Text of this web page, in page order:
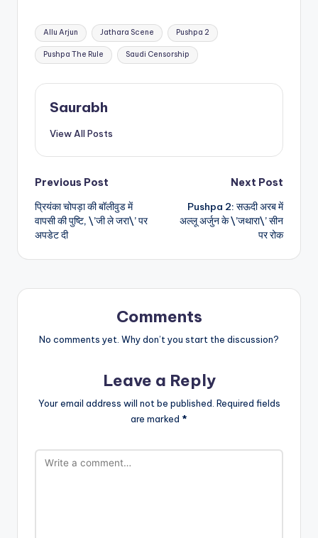
Tags:
Allu Arjun Jathara Scene Pushpa 2
Pushpa The Rule Saudi Censorship
Saurabh
View All Posts
Post
navigation
Previous Post
प्रियंका चोपड़ा की बॉलीवुड में
वापसी की पुष्टि, \’जी ले जरा\’ पर
अपडेट दी
Next Post
Pushpa 2: सऊदी अरब में
अल्लू अर्जुन के \’जथारा\’ सीन
पर रोक
Comments
No comments yet. Why don’t you start the discussion?
Leave a Reply
Your email address will not be published. Required fields
are marked *